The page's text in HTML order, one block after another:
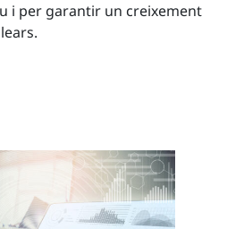
i per garantir un creixement